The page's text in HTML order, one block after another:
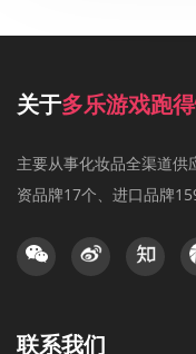
关于多乐游戏跑
主要从事化妆品全渠道
资品牌17个、进口品牌
联系我们